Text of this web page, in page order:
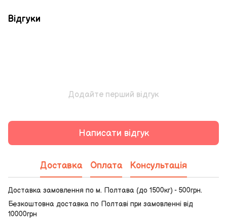
Відгуки
Додайте перший відгук
Написати відгук
Доставка Оплата Консультація
Доставка замовлення по м. Полтава (до 1500кг) - 500грн.
Безкоштовна доставка по Полтаві при замовленні від
10000грн